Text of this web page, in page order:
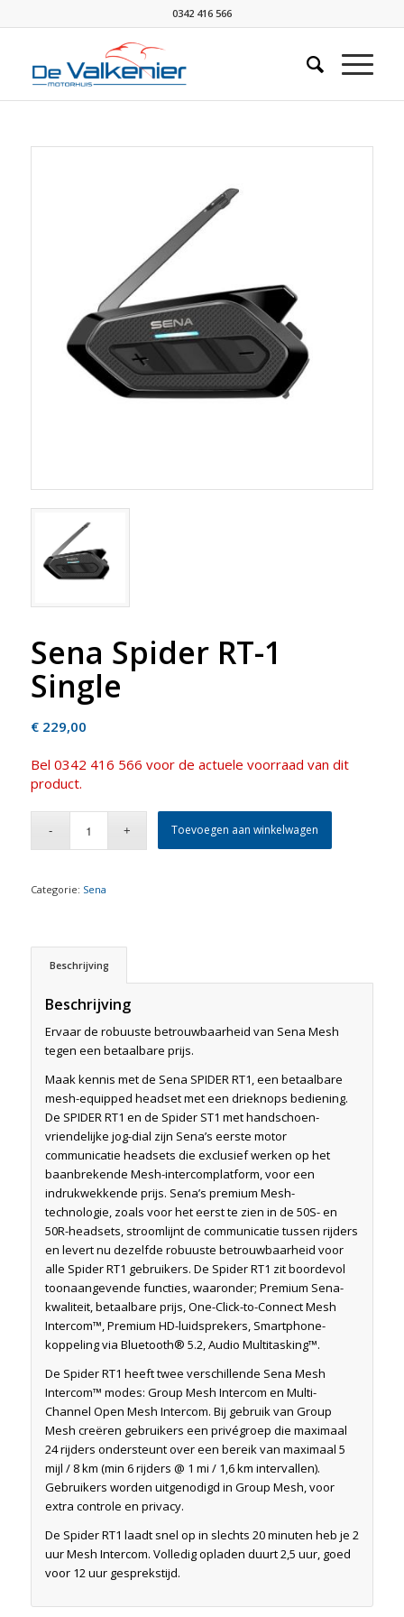
0342 416 566
Sena Spider RT-1
Single
€229,00
Bel 0342 416 566 voor de actuele voorraad van dit
product.
Toevoegen aan winkelwagen
Categorie: Sena
Beschrijving
Beschrijving
Ervaar de robuuste betrouwbaarheid van Sena Mesh
tegen een betaalbare prijs.
Maak kennis met de Sena SPIDER RT1, een betaalbare
mesh-equipped headset met een drieknops bediening.
De SPIDER RT1 en de Spider ST1 met handschoen-
vriendelijke jog-dial zijn Sena’s eerste motor
communicatie headsets die exclusief werken op het
baanbrekende Mesh-intercomplatform, voor een
indrukwekkende prijs. Sena’s premium Mesh-
technologie, zoals voor het eerst te zien in de 50S- en
50R-headsets, stroomlijnt de communicatie tussen rijders
en levert nu dezelfde robuuste betrouwbaarheid voor
alle Spider RT1 gebruikers. De Spider RT1 zit boordevol
toonaangevende functies, waaronder; Premium Sena-
kwaliteit, betaalbare prijs, One-Click-to-Connect Mesh
Intercom™, Premium HD-luidsprekers, Smartphone-
koppeling via Bluetooth® 5.2, Audio Multitasking™.
De Spider RT1 heeft twee verschillende Sena Mesh
Intercom™ modes: Group Mesh Intercom en Multi-
Channel Open Mesh Intercom. Bij gebruik van Group
Mesh creëren gebruikers een privégroep die maximaal
24 rijders ondersteunt over een bereik van maximaal 5
mijl / 8 km (min 6 rijders @ 1 mi / 1,6 km intervallen).
Gebruikers worden uitgenodigd in Group Mesh, voor
extra controle en privacy.
De Spider RT1 laadt snel op in slechts 20 minuten heb je 2
uur Mesh Intercom. Volledig opladen duurt 2,5 uur, goed
voor 12 uur gesprekstijd.